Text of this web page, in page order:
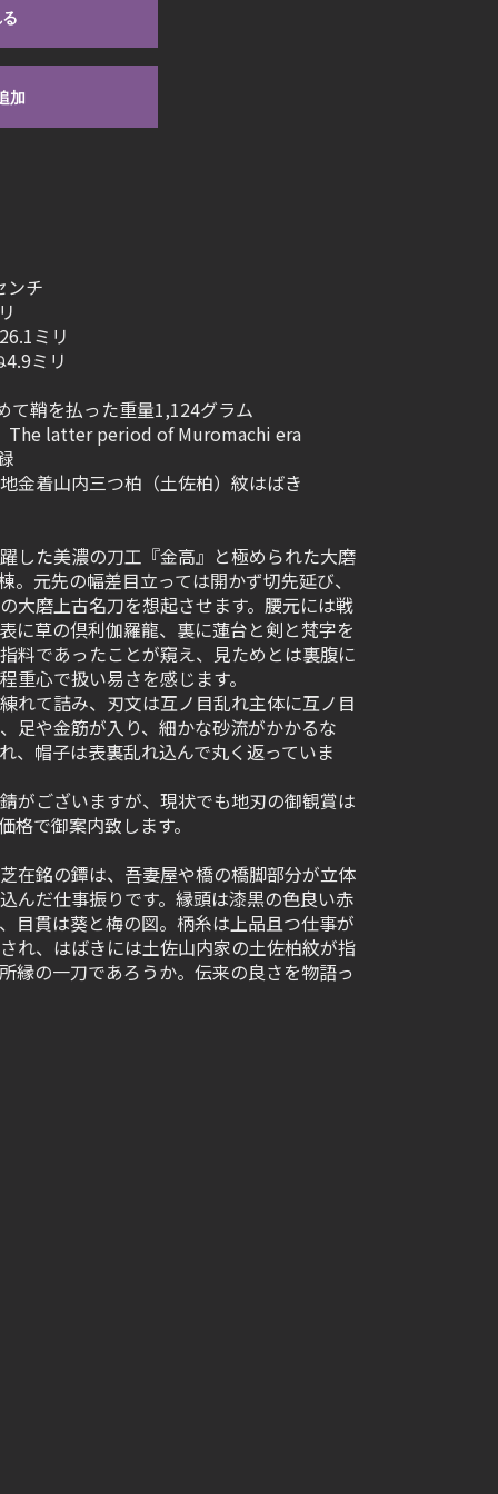
加
ンチ
ミリ
ミリ
鞘を払った重量1,124グラム
latter period of Muromachi era
金着山内三つ柏（土佐柏）紋はばき
した美濃の刀工『金高』と極められた大磨
。元先の幅差目立っては開かず切先延び、
大磨上古名刀を想起させます。腰元には戦
に草の倶利伽羅龍、裏に蓮台と剣と梵字を
料であったことが窺え、見ためとは裏腹に
重心で扱い易さを感じます。
れて詰み、刃文は互ノ目乱れ主体に互ノ目
足や金筋が入り、細かな砂流がかかるな
、帽子は表裏乱れ込んで丸く返っていま
がございますが、現状でも地刃の御観賞は
格で御案内致します。
在銘の鐔は、吾妻屋や橋の橋脚部分が立体
んだ仕事振りです。縁頭は漆黒の色良い赤
目貫は葵と梅の図。柄糸は上品且つ仕事が
れ、はばきには土佐山内家の土佐柏紋が指
縁の一刀であろうか。伝来の良さを物語っ